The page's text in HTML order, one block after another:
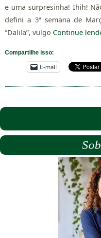
e uma surpresinha! Ihih!
defini a 3ª semana de
“Dalila”, vulgo Continue
Compartilhe isso:
E-mail